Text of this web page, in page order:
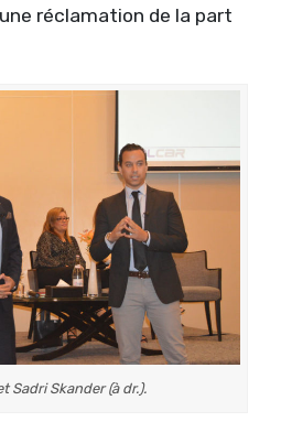
réclamation de la part
Sadri Skander (à dr.).